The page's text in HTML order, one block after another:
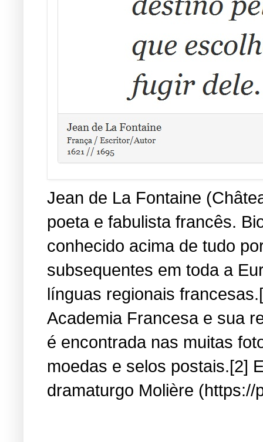
Jean de La Fontaine
poeta e fabulista francês.
conhecido acima de tudo
subsequentes em toda a
línguas regionais
Academia Francesa e sua
é encontrada nas muitas
moedas e selos postais.[2]
dramaturgo Molière